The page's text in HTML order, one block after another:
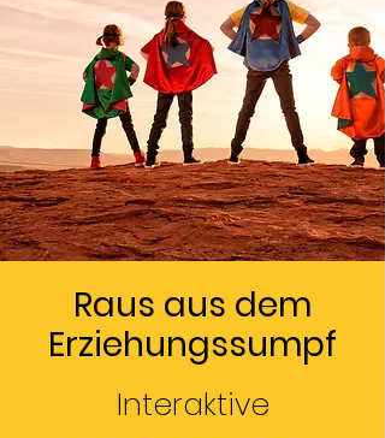
Raus aus dem
Erziehungssumpf
Interaktive